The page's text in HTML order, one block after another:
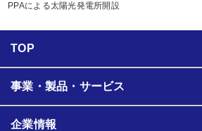
PPAによる太陽光発電所開設
TOP
事業・製品・サービス
企業情報